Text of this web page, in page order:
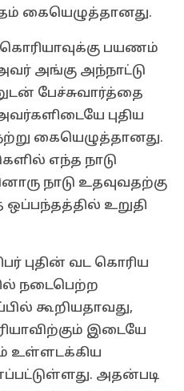
கையெழுத்தானது.
பயணம்
அங்கு அந்நாட்டு
பேச்சுவார்த்தை
புதிய
கையெழுத்தானது.
எந்த நாடு
நாடு உதவுவதற்கு
ஒப்பந்தத்தில் உறுதி
புதின் வட கொரிய
நடைபெற்ற
கூறியதாவது,
இடையே
உள்ளடக்கிய
அதன்படி